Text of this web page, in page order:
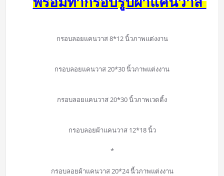
กรอบลอยแคนวาส 8*12 นิ้วภาพแต่งงาน
กรอบลอยแคนวาส 20*30 นิ้วภาพแต่งงาน
กรอบลอยแคนวาส 20*30 นิ้วภาพเวดดิ้ง
กรอบลอยผ้าแคนวาส 12*18 นิ้ว
*
กรอบลอยผ้าแคนวาส 20*24 นื้วภาพแต่งงาน